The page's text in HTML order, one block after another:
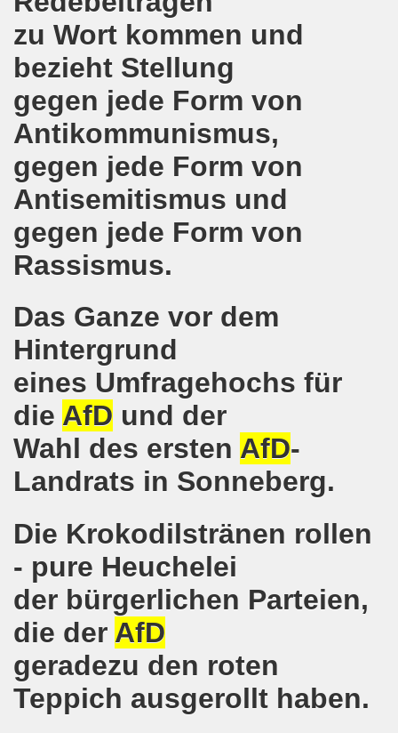
zu Wort kommen und
bezieht Stellung
gegen jede Form von
Antikommunismus,
gegen jede Form von
Antisemitismus und
gegen jede Form von
Rassismus.
Das Ganze vor dem
Hintergrund
eines Umfragehochs für
die AfD und der
Wahl des ersten AfD-
Landrats in Sonneberg.
Die Krokodilstränen rollen
- pure Heuchelei
der bürgerlichen Parteien,
die der AfD
geradezu den roten
Teppich ausgerollt haben.
die geplante Politik der neuen NRW-Koalition von
steht mit voller Solidarität an der Seite der
Bewegung erwartet Sicherheit - vor den
werden - 626. Gelsenkirchener Montagsdemo-
Bewegung diskutiert Wahlschlappe der SPD
bezieht Stellung - NEIN zum Angriff Donald
Bewegung im Zeichen der internationalen Arbeiter-
- weg mit Hartz IV, nicht nur Nachbesserung a la Martin
621. Gelsenkirchener Montagsdemo-Bewegung
Montagsdemo-Bewegung: Keine
Bewegung berichtet am 20.03.2017 von der
im Mittelpunkt der 618. Gelsenkirchener Montagsdemo-
Bewegung setzt Zeichen: Freiheit für Deniz Yücel und
ruft zum Protest gegen die Amtseinführung von
Frank Oettler vor Gericht!
zum Jahresauftakt steckt erste Ziele für 2017!